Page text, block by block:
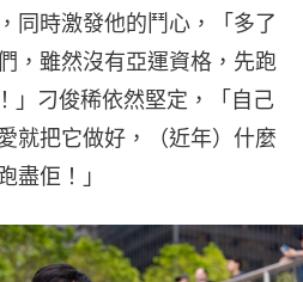
同時激發他的鬥心，「多了
，雖然沒有亞運資格，先跑
」刁俊稀依然堅定，「自己
就把它做好，（近年）什麼
盡佢！」